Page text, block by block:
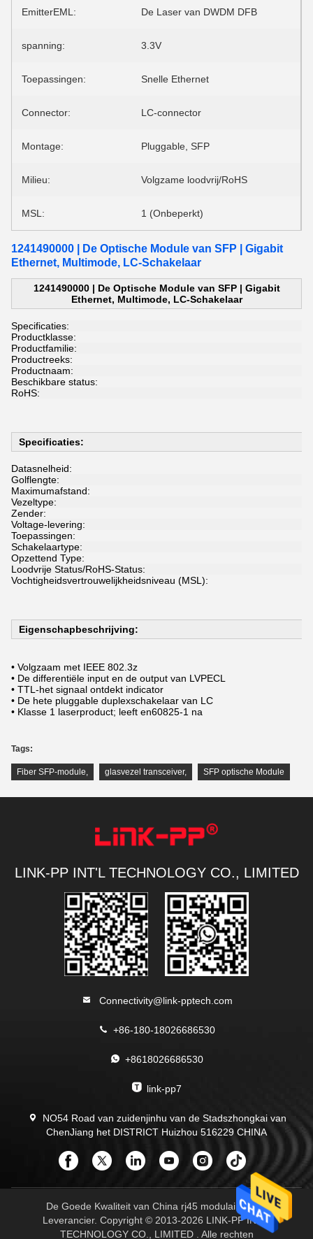
EmitterEML: De Laser van DWDM DFB
spanning: 3.3V
Toepassingen: Snelle Ethernet
Connector: LC-connector
Montage: Pluggable, SFP
Milieu: Volgzame loodvrij/RoHS
MSL: 1 (Onbeperkt)
1241490000 | De Optische Module van SFP | Gigabit
Ethernet, Multimode, LC-Schakelaar
1241490000 | De Optische Module van SFP | Gigabit
Ethernet, Multimode, LC-Schakelaar
Specificaties:
Productklasse:
Productfamilie:
Productreeks:
Productnaam:
Beschikbare status:
RoHS:
Specificaties:
Datasnelheid:
Golflengte:
Maximumafstand:
Vezeltype:
Zender:
Voltage-levering:
Toepassingen:
Schakelaartype:
Opzettend Type:
Loodvrije Status/RoHS-Status:
Vochtigheidsvertrouwelijkheidsniveau (MSL):
Eigenschapbeschrijving:
• Volgzaam met IEEE 802.3z
• De differentiële input en de output van LVPECL
• TTL-het signaal ontdekt indicator
• De hete pluggable duplexschakelaar van LC
• Klasse 1 laserproduct; leeft en60825-1 na
Tags:
Fiber SFP-module, glasvezel transceiver, SFP optische Module
LINK-PP INT'L TECHNOLOGY CO., LIMITED
Connectivity@link-pptech.com
+86-180-18026686530
+8618026686530
link-pp7
NO54 Road van zuidenjinhu van de Stadszhongkai van
ChenJiang het DISTRICT Huizhou 516229 CHINA
De Goede Kwaliteit van China rj45 modulaire Jack
Leverancier. Copyright © 2013-2026 LINK-PP INT'L
TECHNOLOGY CO., LIMITED . Alle rechten